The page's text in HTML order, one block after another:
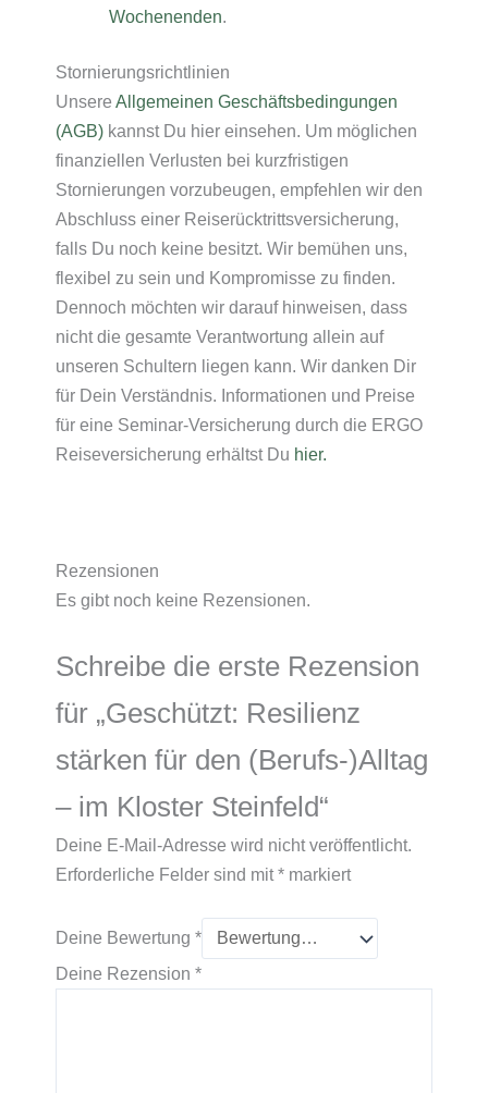
Wochenenden.
Stornierungsrichtlinien
Unsere Allgemeinen Geschäftsbedingungen
(AGB) kannst Du hier einsehen. Um möglichen
finanziellen Verlusten bei kurzfristigen
Stornierungen vorzubeugen, empfehlen wir den
Abschluss einer Reiserücktrittsversicherung,
falls Du noch keine besitzt. Wir bemühen uns,
flexibel zu sein und Kompromisse zu finden.
Dennoch möchten wir darauf hinweisen, dass
nicht die gesamte Verantwortung allein auf
unseren Schultern liegen kann. Wir danken Dir
für Dein Verständnis. Informationen und Preise
für eine Seminar-Versicherung durch die ERGO
Reiseversicherung erhältst Du hier.
Rezensionen
Es gibt noch keine Rezensionen.
Schreibe die erste Rezension
für „Geschützt: Resilienz
stärken für den (Berufs-)Alltag
– im Kloster Steinfeld“
Deine E-Mail-Adresse wird nicht veröffentlicht.
Erforderliche Felder sind mit* markiert
Deine Bewertung *
Deine Rezension *